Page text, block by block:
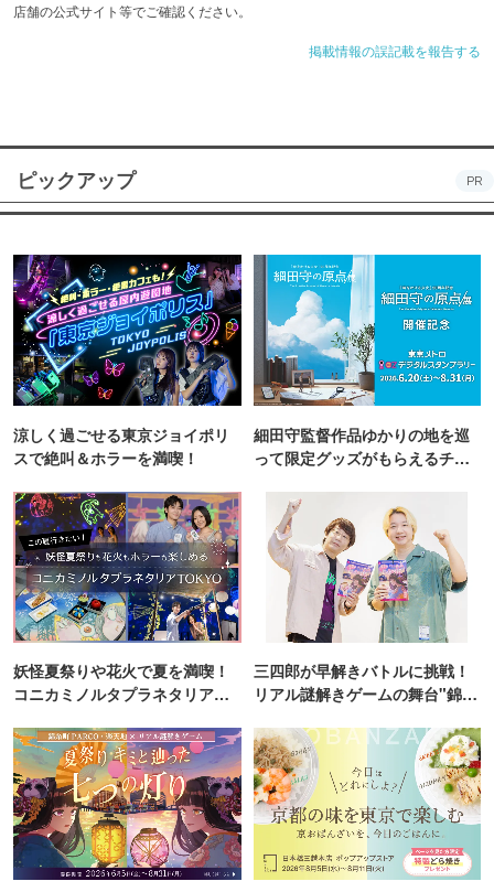
店舗の公式サイト等でご確認ください。
掲載情報の誤記載を報告する
ピックアップ PR
涼しく過ごせる東京ジョイポリ
スで絶叫＆ホラーを満喫！
細田守監督作品ゆかりの地を巡
って限定グッズがもらえるチャ
妖怪夏祭りや花火で夏を満喫！
コニカミノルタプラネタリア
三四郎が早解きバトルに挑戦！
リアル謎解きゲームの舞台"錦糸